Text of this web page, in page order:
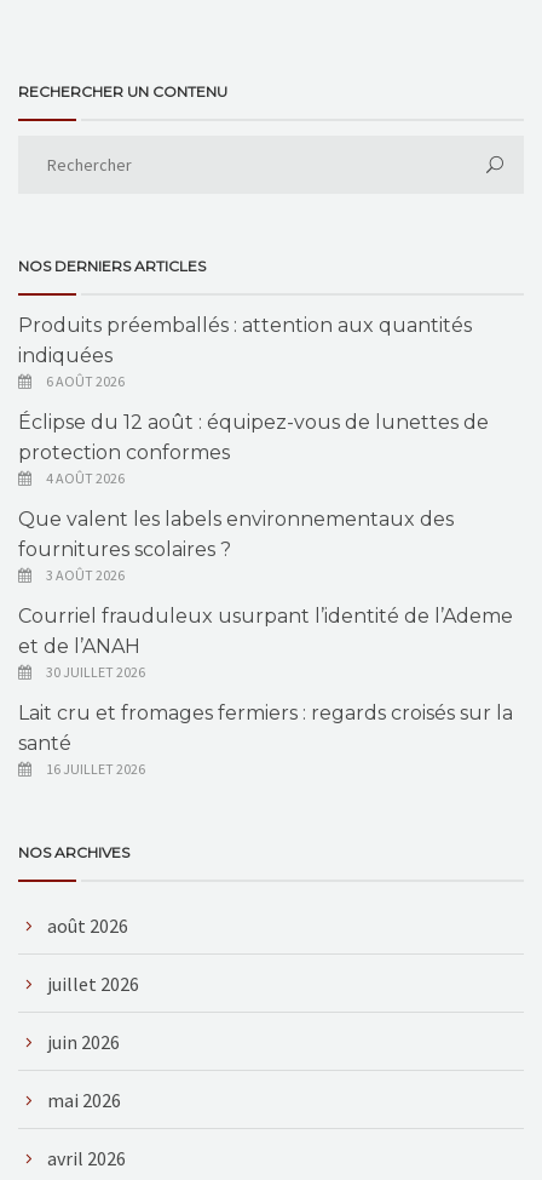
RECHERCHER UN CONTENU
NOS DERNIERS ARTICLES
Produits préemballés : attention aux quantités
indiquées
6 AOÛT 2026
Éclipse du 12 août : équipez-vous de lunettes de
protection conformes
4 AOÛT 2026
Que valent les labels environnementaux des
fournitures scolaires ?
3 AOÛT 2026
Courriel frauduleux usurpant l’identité de l’Ademe
et de l’ANAH
30 JUILLET 2026
Lait cru et fromages fermiers : regards croisés sur la
santé
16 JUILLET 2026
NOS ARCHIVES
août 2026
juillet 2026
juin 2026
mai 2026
avril 2026